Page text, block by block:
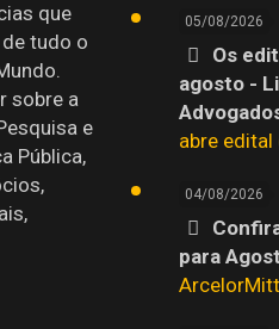
que
tudo o
sobre a
e
Pública,
05/08/2026
Os
agosto -
abre
04/08/2026
para